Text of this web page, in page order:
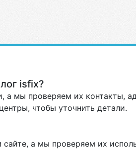
isfix?
мы проверяем их контакты,
чтобы уточнить детали.
а мы проверяем их